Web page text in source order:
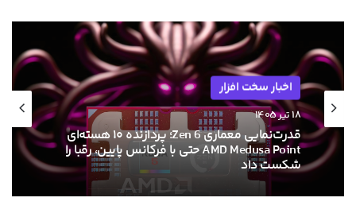
اخبار سخت افزار
۱۸ تیر ۱۴۰۵
قدرت‌نمایی معماری Zen 6؛ پردازنده ۱۰ هسته‌ای
AMD Medusa Point حتی با فرکانس پایین، رقبا را
شکست داد
اخبار سخت افزار
۱۳ خرداد ۱۴۰۵